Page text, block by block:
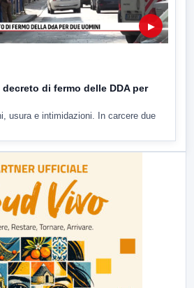
▶
di fermo delle DDA per
usura e intimidazioni. In carcere due